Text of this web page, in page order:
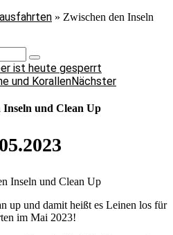
» Zwischen den Inseln
ist heute gesperrt
und KorallenNächster
Inseln und Clean Up
up und damit heißt es Leinen los für
im Mai 2023!